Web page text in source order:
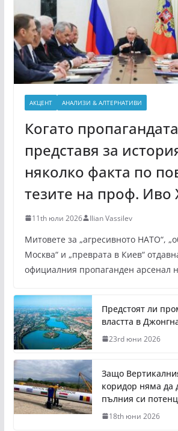
АКЦЕНТ АНАЛИЗИ & АЛТЕРНАТИВИ
Когато
представя за
няколко факта по
тезите на проф. Иво
11th юли 2026 Ilian Vassilev
Митовете за „агресивното НАТО“,
Москва“ и „преврата в Киев“
официалния пропаганден арсенал
Предстоят ли
властта в
23rd юни 2026
Защо
коридор няма да
пълния си
18th юни 2026